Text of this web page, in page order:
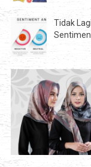
Tidak